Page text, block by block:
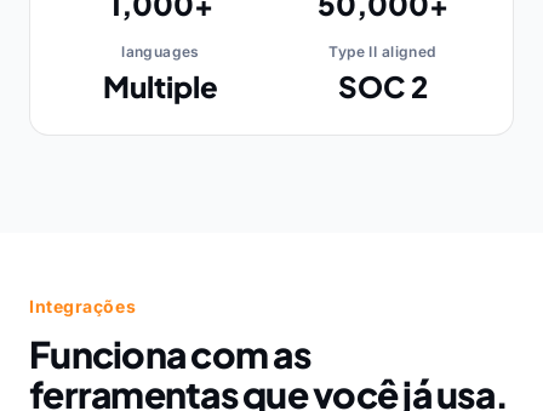
Multiple SOC 2
Funciona com as
ferramentas que você já usa.
A KnowledgeCity se conecta às ferramentas